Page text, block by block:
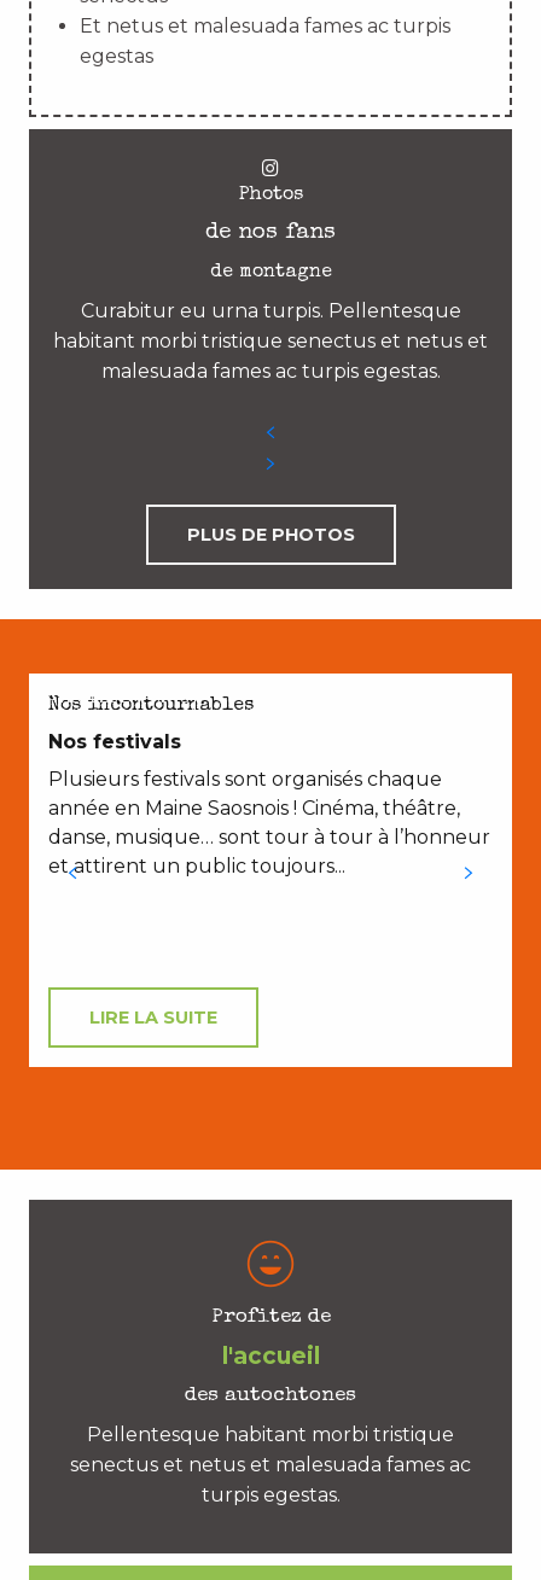
Et netus et malesuada fames ac turpis
egestas
Photos
de nos fans
de montagne
Curabitur eu urna turpis. Pellentesque
habitant morbi tristique senectus et netus et
malesuada fames ac turpis egestas.
PLUS DE PHOTOS
AVEC LES ENFANTS
Nos incontournables
Nos festivals
Plusieurs festivals sont organisés chaque
année en Maine Saosnois ! Cinéma, théâtre,
danse, musique… sont tour à tour à l’honneur
et attirent un public toujours...
LIRE LA SUITE
Profitez de
l'accueil
des autochtones
Pellentesque habitant morbi tristique
senectus et netus et malesuada fames ac
turpis egestas.